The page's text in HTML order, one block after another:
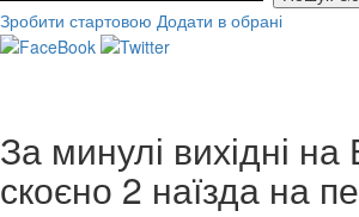
Зробити стартовою Додати в обрані
За минулі вихідні на
скоєно 2 наїзда на